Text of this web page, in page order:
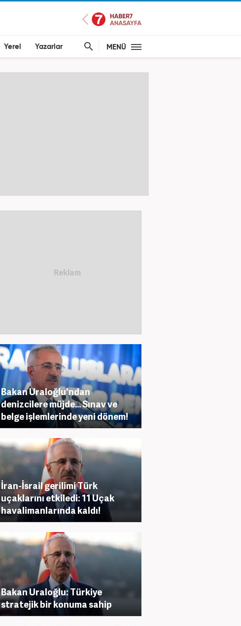
Yerel Yazarlar MENÜ
Bakan Uraloğlu'ndan
denizcilere müjde... Sınav ve
belge işlemlerinde yeni dönem!
İran-İsrail gerilimi Türk
uçaklarını etkiledi: 11 Uçak
havalimanlarında kaldı!
Bakan Uraloğlu: Türkiye
stratejik bir konuma sahip